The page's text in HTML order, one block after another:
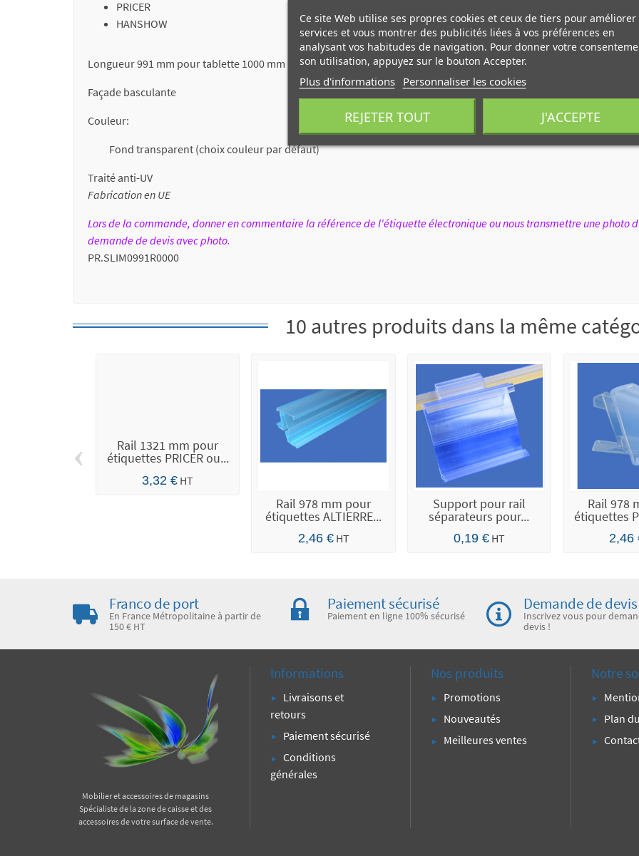
PRICER
HANSHOW
Longueur 991 mm pour tablette 1000 mm
Façade basculante
Couleur:
Fond transparent (choix couleur par défaut)
Traité anti-UV
Fabrication en UE
Lors de la commande, donner en commentaire la référence de l'étiquette électronique ou nous transmettre une photo d
demande de devis avec photo.
PR.SLIM0991R0000
10 autres produits dans la même
Rail 1321 mm pour
étiquettes PRICER ou...
3,32 € HT
Rail 978 mm pour
étiquettes ALTIERRE...
2,46 €HT
Support pour rail
séparateurs pour...
0,19 €HT
Rail 978
étiquettes
2,46
‹
Franco de port
En France Métropolitaine à partir de
150 € HT
Paiement sécurisé
Paiement en ligne 100% sécurisé
Demande de devis
Inscrivez vous pour
devis !
Mobilier et accessoires de magasins
Spécialiste de la zone de caisse et des
accessoires de votre surface de vente.
Informations
Livraisons et
retours
Paiement sécurisé
Conditions
générales
Nos produits
Promotions
Nouveautés
Meilleures ventes
Notre
Plan
Ce site Web utilise ses propres cookies et ceux de tiers pour améliorer
services et vous montrer des publicités liées à vos préférences en
analysant vos habitudes de navigation. Pour donner votre
son utilisation, appuyez sur le bouton Accepter.
Plus d'informations Personnaliser les cookies
REJETER TOUT J'ACCEPTE